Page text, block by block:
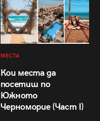
МЕСТА
Кои места да
посетиш по
Южното
Черноморие (Част I)